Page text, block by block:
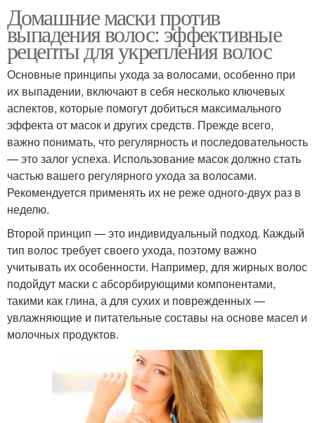
Домашние маски против
выпадения волос: эффективные
рецепты для укрепления волос
Основные принципы ухода за волосами, особенно при
их выпадении, включают в себя несколько ключевых
аспектов, которые помогут добиться максимального
эффекта от масок и других средств. Прежде всего,
важно понимать, что регулярность и последовательность
— это залог успеха. Использование масок должно стать
частью вашего регулярного ухода за волосами.
Рекомендуется применять их не реже одного-двух раз в
неделю.
Второй принцип — это индивидуальный подход. Каждый
тип волос требует своего ухода, поэтому важно
учитывать их особенности. Например, для жирных волос
подойдут маски с абсорбирующими компонентами,
такими как глина, а для сухих и поврежденных —
увлажняющие и питательные составы на основе масел и
молочных продуктов.